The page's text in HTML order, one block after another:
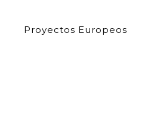
Proyectos Europeos